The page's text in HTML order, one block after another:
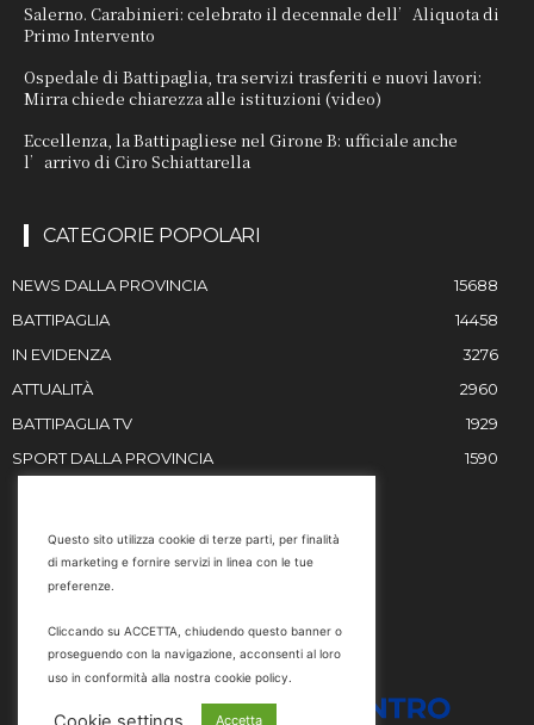
Salerno. Carabinieri: celebrato il decennale dell’Aliquota di
Primo Intervento
Ospedale di Battipaglia, tra servizi trasferiti e nuovi lavori:
Mirra chiede chiarezza alle istituzioni (video)
Eccellenza, la Battipagliese nel Girone B: ufficiale anche
l’arrivo di Ciro Schiattarella
CATEGORIE POPOLARI
NEWS DALLA PROVINCIA
15688
BATTIPAGLIA
14458
IN EVIDENZA
3276
ATTUALITÀ
2960
BATTIPAGLIA TV
1929
SPORT DALLA PROVINCIA
1590
Email
marketing@battipaglia1929.it
carminegaldi@virgilio.it
Questo sito utilizza cookie di terze parti, per finalità
di marketing e fornire servizi in linea con le tue
preferenze.
Cliccando su ACCETTA, chiudendo questo banner o
proseguendo con la navigazione, acconsenti al loro
uso in conformità alla nostra cookie policy.
Accetta